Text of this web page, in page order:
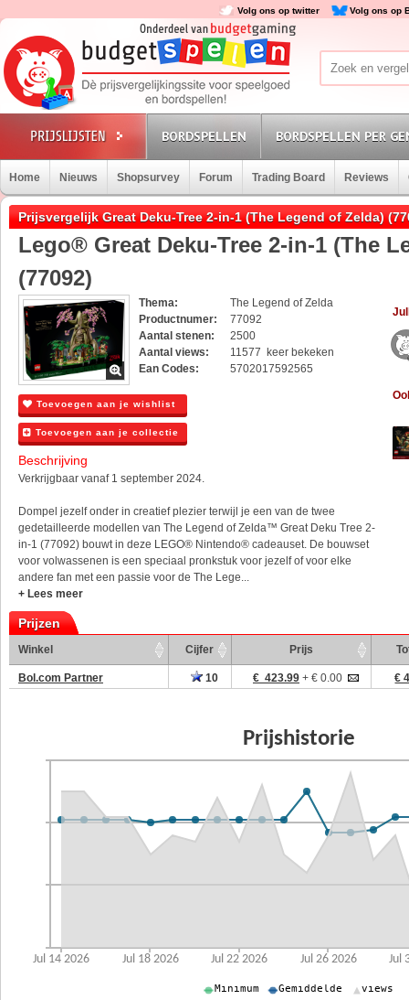
Volg ons op twitter Volg ons op
BORDSPELLEN BORDSPELLEN PER
Home Nieuws Shopsurvey Forum Trading Board Reviews
Prijsvergelijk Great Deku-Tree 2-in-1 (The Legend of Zelda)
Lego® Great Deku-Tree 2-in-1 (The
(77092)
Thema:
The Legend of Zelda
Productnumer:
77092
Aantal stenen:
2500
Aantal views:
11577 keer bekeken
Ean Codes:
5702017592565
Toevoegen aan je wishlist
Toevoegen aan je collectie
Beschrijving
Verkrijgbaar vanaf 1 september 2024.
Dompel jezelf onder in creatief plezier terwijl je een van de twee
gedetailleerde modellen van The Legend of Zelda™ Great Deku Tree 2-
in-1 (77092) bouwt in deze LEGO® Nintendo® cadeauset. De bouwset
voor volwassenen is een speciaal pronkstuk voor jezelf of voor elke
andere fan met een passie voor de The Lege...
+ Lees meer
Prijzen
Winkel Cijfer Prijs
Bol.com Partner 10 € 423.99 + € 0.00 €